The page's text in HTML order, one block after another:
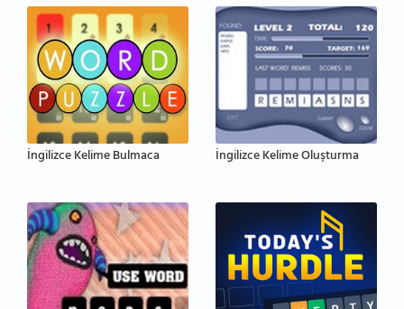
İngilizce Kelime Bulmaca İngilizce Kelime Oluşturma